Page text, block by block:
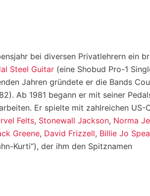
bei diversen Privatlehrern ein
Steel Guitar (eine Shobud Pro-1
Jahren gründete er die Bands
Ab 1981 begann er mit seiner
Er spielte mit zahlreichen US-
Felts, Stonewall Jackson, Norma
Greene, David Frizzell, Billie Jo
Kurti“), der ihm den Spitznamen